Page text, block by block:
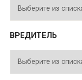
ВРЕДИТЕЛЬ